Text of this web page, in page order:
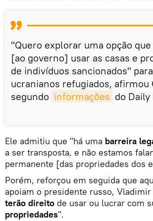
"Quero explorar uma opção
[ao governo] usar as casas e
de indivíduos sancionados"
ucranianos refugiados, afirmou
segundo informações do Daily
Ele admitiu que "há uma barreira
a ser transposta, e não estamos
permanente [das propriedades dos
Porém, reforçou em seguida que
apoiam o presidente russo,
terão direito de usar ou lucrar com
propriedades".